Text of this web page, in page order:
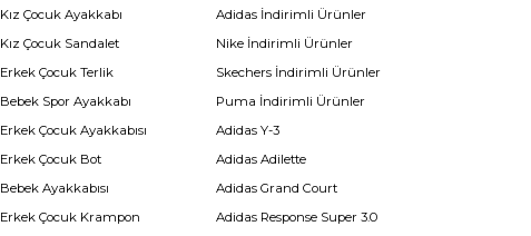
Kız Çocuk Ayakkabı
Kız Çocuk Sandalet
Erkek Çocuk Terlik
Bebek Spor Ayakkabı
Erkek Çocuk Ayakkabısı
Erkek Çocuk Bot
Bebek Ayakkabısı
Erkek Çocuk Krampon
Adidas İndirimli Ürünler
Nike İndirimli Ürünler
Skechers İndirimli Ürünler
Puma İndirimli Ürünler
Adidas Y-3
Adidas Adilette
Adidas Grand Court
Adidas Response Super 3.0